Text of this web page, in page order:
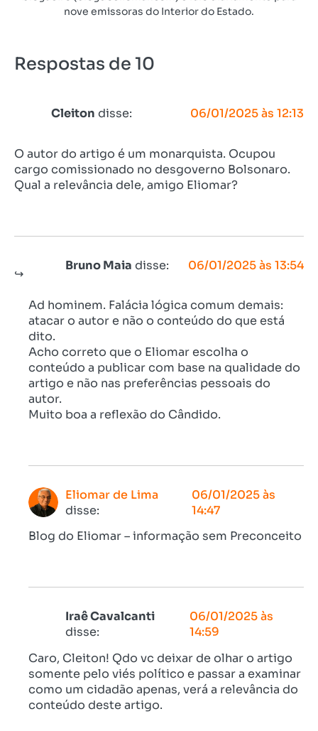
nove emissoras do Interior do Estado.
Respostas de 10
Cleiton disse: 06/01/2025 às 12:13
O autor do artigo é um monarquista. Ocupou
cargo comissionado no desgoverno Bolsonaro.
Qual a relevância dele, amigo Eliomar?
Bruno Maia disse: 06/01/2025 às 13:54
Ad hominem. Falácia lógica comum demais:
atacar o autor e não o conteúdo do que está
dito.
Acho correto que o Eliomar escolha o
conteúdo a publicar com base na qualidade do
artigo e não nas preferências pessoais do
autor.
Muito boa a reflexão do Cândido.
Eliomar de Lima
disse:
06/01/2025 às
14:47
Blog do Eliomar – informação sem Preconceito
Iraê Cavalcanti
disse:
06/01/2025 às
14:59
Caro, Cleiton! Qdo vc deixar de olhar o artigo
somente pelo viés político e passar a examinar
como um cidadão apenas, verá a relevância do
conteúdo deste artigo.